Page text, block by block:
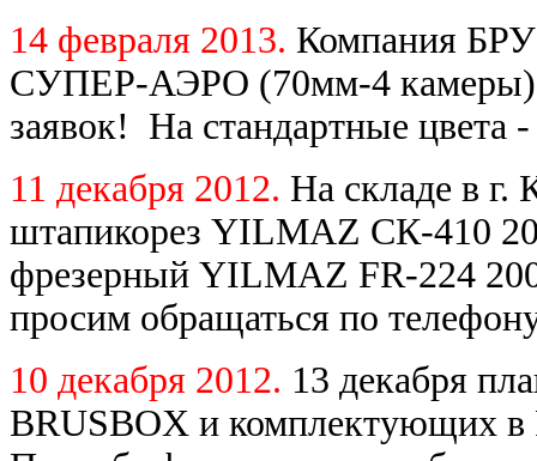
14 февраля 2013. Компания
СУПЕР-АЭРО (70мм-4 камеры)
заявок! На стандартные цвета
11 декабря 2012. На складе в г.
штапикорез YILMAZ СК-410
фрезерный YILMAZ FR-224
просим обращаться по
10 декабря 2012. 13 декабря
BRUSBOX и комплектующих в